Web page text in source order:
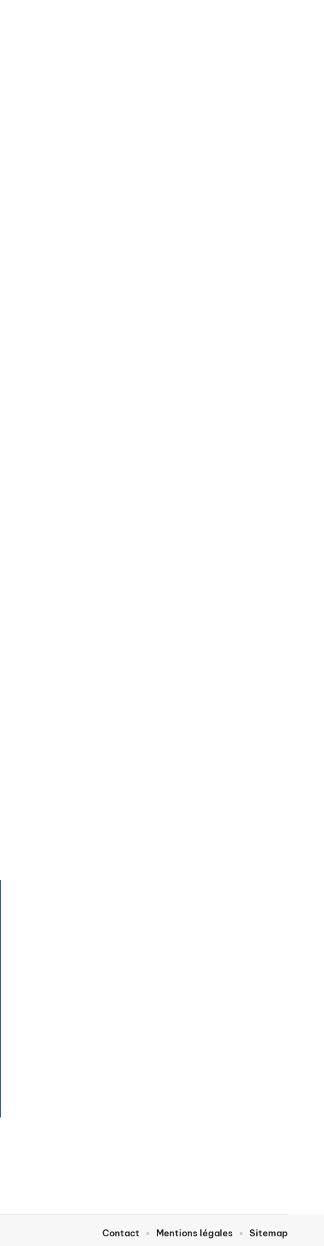
Contact Mentions légales Sitemap